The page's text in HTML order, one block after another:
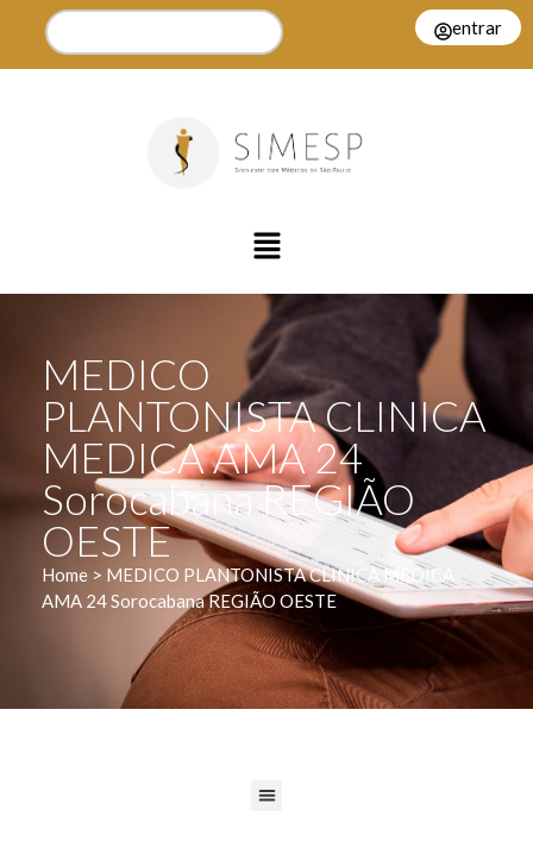
entrar
MEDICO
PLANTONISTA CLINICA
MEDICA AMA 24
Sorocabana REGIÃO
OESTE
Home > MEDICO PLANTONISTA CLINICA MEDICA
AMA 24 Sorocabana REGIÃO OESTE